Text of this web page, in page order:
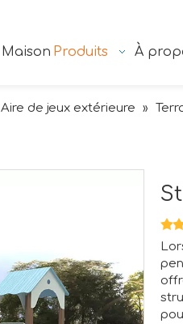
Maison Produits À
Aire de jeux extérieure »